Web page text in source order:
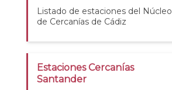
Listado de estaciones del Núcleo
de Cercanías de Cádiz
Estaciones Cercanías
Santander